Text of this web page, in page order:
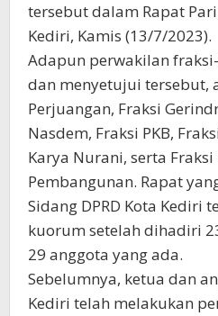
tersebut dalam Rapat
Kediri, Kamis (13/7/2023).
Adapun perwakilan
dan menyetujui tersebut,
Perjuangan, Fraksi
Nasdem, Fraksi PKB,
Karya Nurani, serta
Pembangunan. Rapat
Sidang DPRD Kota Kediri
kuorum setelah dihadiri
29 anggota yang ada.
Sebelumnya, ketua dan
Kediri telah melakukan